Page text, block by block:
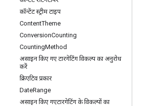
कॉन्टेंट स्ट्रीम टाइप
ContentTheme
ConversionCounting
CountingMethod
असाइन किए गए टारगेटिंग विकल्प का अनुरोध
करें
क्रिएटिव प्रकार
DateRange
असाइन किए गएटारगेटिंग के विकल्पों का
प्रॉडक्ट की जानकारी
सेवा की शर्तों
एपीआई की सीमाएं और कोटा
कीमत तय करना